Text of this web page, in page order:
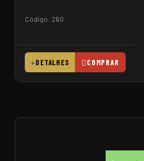
Código: 260
DETALHES COMPRAR